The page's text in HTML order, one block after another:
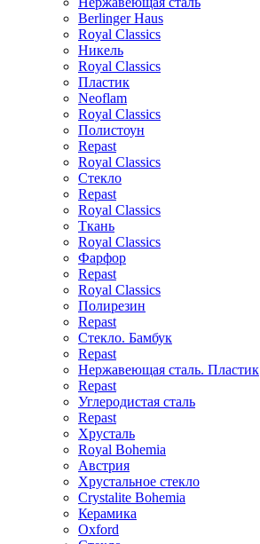
Berlinger Haus
Royal Classics
Никель
Royal Classics
Пластик
Neoflam
Royal Classics
Полистоун
Repast
Royal Classics
Стекло
Repast
Royal Classics
Ткань
Royal Classics
Фарфор
Repast
Royal Classics
Полирезин
Repast
Стекло. Бамбук
Repast
Нержавеющая сталь. Пластик
Repast
Углеродистая сталь
Repast
Хрусталь
Royal Bohemia
Австрия
Хрустальное стекло
Crystalite Bohemia
Керамика
Oxford